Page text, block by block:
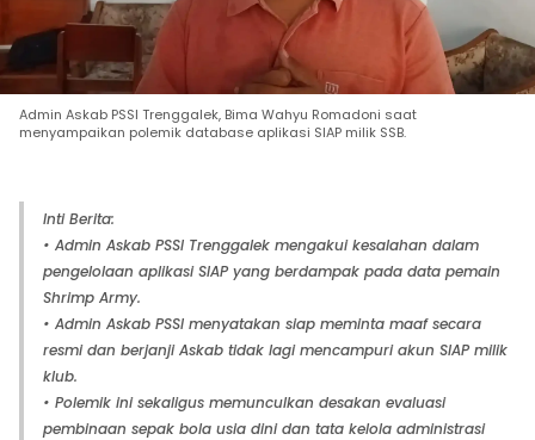
Admin Askab PSSI Trenggalek, Bima Wahyu Romadoni saat
menyampaikan polemik database aplikasi SIAP milik SSB.
Inti Berita:
• Admin Askab PSSI Trenggalek mengakui kesalahan dalam
pengelolaan aplikasi SIAP yang berdampak pada data pemain
Shrimp Army.
• Admin Askab PSSI menyatakan siap meminta maaf secara
resmi dan berjanji Askab tidak lagi mencampuri akun SIAP milik
klub.
• Polemik ini sekaligus memunculkan desakan evaluasi
pembinaan sepak bola usia dini dan tata kelola administrasi